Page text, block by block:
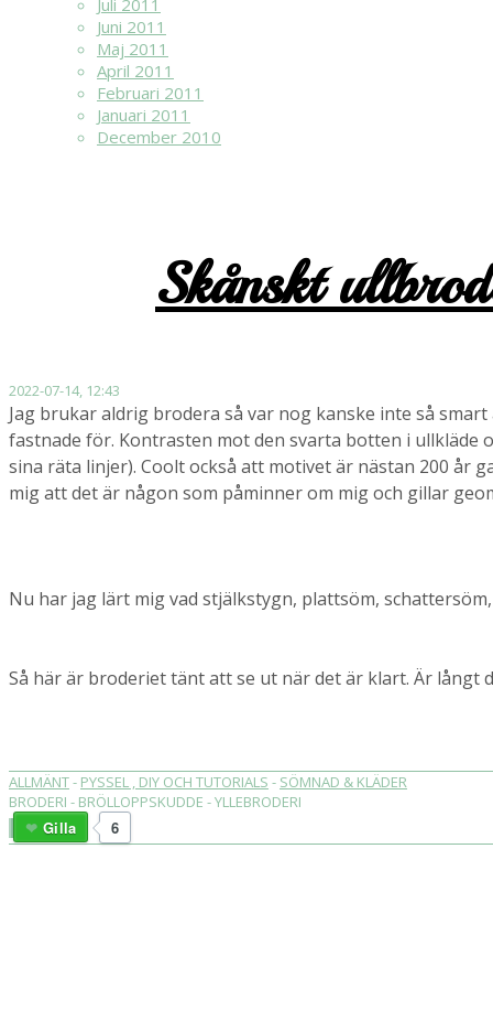
Juli 2011
Juni 2011
Maj 2011
April 2011
Februari 2011
Januari 2011
December 2010
Skånskt
2022-07-14, 12:43
Jag brukar aldrig brodera så var nog kanske inte så
fastnade för. Kontrasten mot den svarta botten i
sina räta linjer). Coolt också att motivet är nästan 200 år
mig att det är någon som påminner om mig och gillar
Nu har jag lärt mig vad stjälkstygn, plattsöm,
Så här är broderiet tänt att se ut när det är klart. Är långt
ALLMÄNT- PYSSEL , DIY OCH TUTORIALS - SÖMNAD & KLÄDER
BRODERI - BRÖLLOPPSKUDDE - YLLEBRODERI
6
Gilla